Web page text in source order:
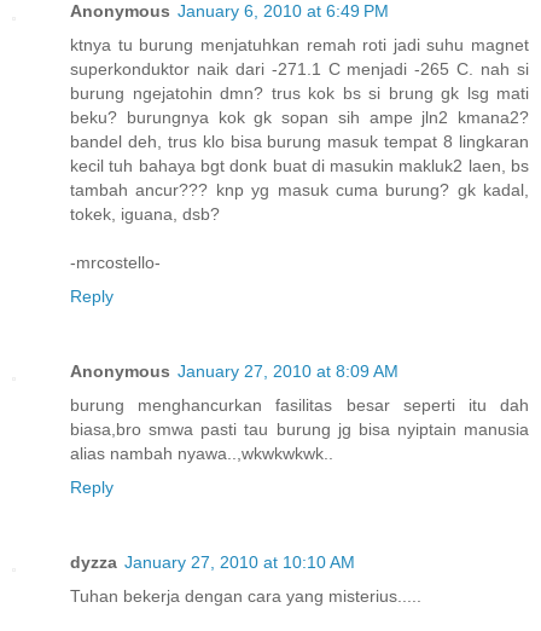
Anonymous January 6, 2010 at 6:49 PM
ktnya tu burung menjatuhkan remah roti jadi suhu magnet
superkonduktor naik dari -271.1 C menjadi -265 C. nah si
burung ngejatohin dmn? trus kok bs si brung gk lsg mati
beku? burungnya kok gk sopan sih ampe jln2 kmana2?
bandel deh, trus klo bisa burung masuk tempat 8 lingkaran
kecil tuh bahaya bgt donk buat di masukin makluk2 laen, bs
tambah ancur??? knp yg masuk cuma burung? gk kadal,
tokek, iguana, dsb?
-mrcostello-
Reply
Anonymous January 27, 2010 at 8:09 AM
burung menghancurkan fasilitas besar seperti itu dah
biasa,bro smwa pasti tau burung jg bisa nyiptain manusia
alias nambah nyawa..,wkwkwkwk..
Reply
dyzza January 27, 2010 at 10:10 AM
Tuhan bekerja dengan cara yang misterius.....